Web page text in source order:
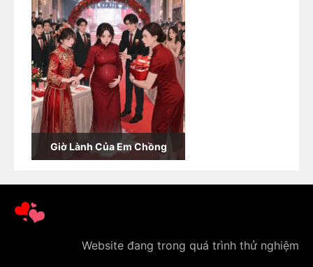
Giờ Lành Của Em Chồng
Website đang trong quá trình thử nghiệm